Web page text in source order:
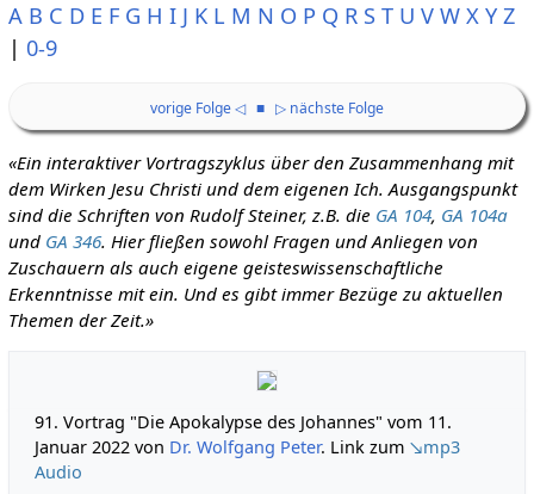
A B C D E F G H I J K L M N O P Q R S T U V W X Y Z
| 0-9
vorige Folge ◁ ■ ▷ nächste Folge
«Ein interaktiver Vortragszyklus über den Zusammenhang mit
dem Wirken Jesu Christi und dem eigenen Ich. Ausgangspunkt
sind die Schriften von Rudolf Steiner, z.B. die GA 104, GA 104a
und GA 346. Hier fließen sowohl Fragen und Anliegen von
Zuschauern als auch eigene geisteswissenschaftliche
Erkenntnisse mit ein. Und es gibt immer Bezüge zu aktuellen
Themen der Zeit.»
91. Vortrag "Die Apokalypse des Johannes" vom 11.
Januar 2022 von Dr. Wolfgang Peter. Link zum↘mp3
Audio